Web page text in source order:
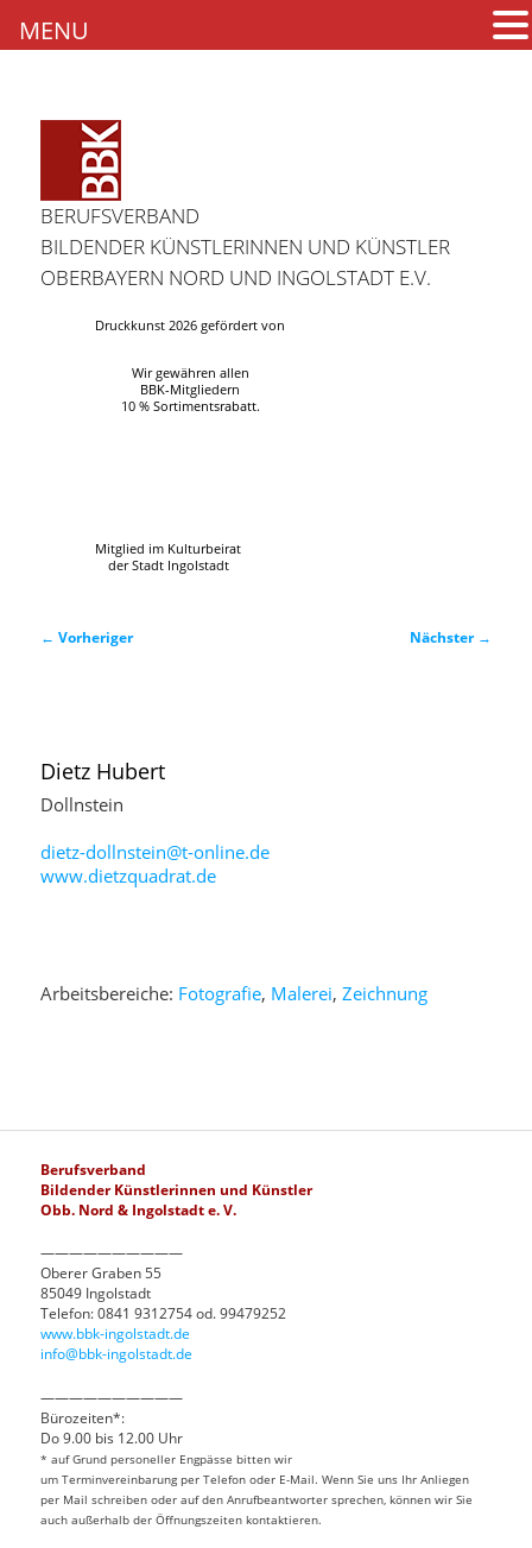
BERUFSVERBAND
BILDENDER KÜNSTLERINNEN UND KÜNSTLER
OBERBAYERN NORD UND INGOLSTADT E.V.
Druckkunst 2026 gefördert von
Wir gewähren allen
BBK-Mitgliedern
10 % Sortimentsrabatt.
Mitglied im Kulturbeirat
der Stadt Ingolstadt
Beitragsnavigation
← Vorheriger Nächster →
Dietz Hubert
Dollnstein
dietz-dollnstein@t-online.de
www.dietzquadrat.de
Arbeitsbereiche: Fotografie, Malerei,Zeichnung
Berufsverband
Bildender Künstlerinnen und Künstler
Obb. Nord & Ingolstadt e. V.
——————————
Oberer Graben 55
85049 Ingolstadt
Telefon: 0841 9312754 od. 99479252
www.bbk-ingolstadt.de
info@bbk-ingolstadt.de
——————————
Bürozeiten*:
Do 9.00 bis 12.00 Uhr
* auf Grund personeller Engpässe bitten wir
um Terminvereinbarung per Telefon oder E-Mail. Wenn Sie uns Ihr Anliegen
per Mail schreiben oder auf den Anrufbeantworter sprechen, können wir Sie
auch außerhalb der Öffnungszeiten kontaktieren.
MENU